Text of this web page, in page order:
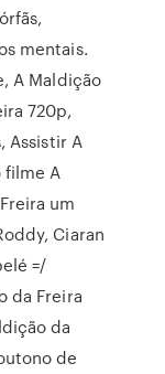
mentais.
A Maldição
720p,
Assistir A
filme A
um
Ciaran
=/
da Freira
da
de